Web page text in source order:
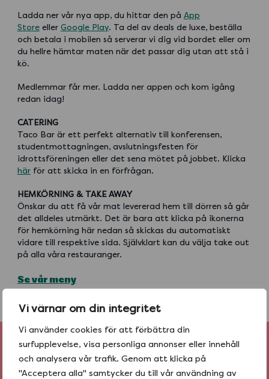
Vi värnar om din integritet
Vi använder cookies för att förbättra din
surfupplevelse, visa personliga annonser eller innehåll
och analysera vår trafik. Genom att klicka på
"Acceptera alla" samtycker du till vår användning av
Ladda ner vår nya app, du hittar den på App
Storeeller Google Play. Ta del av deals de luxe, beställa
och betala i mobilen så serverar vi dig vid bordet eller om
du hellre hämtar maten när det passar dig utan att stå i
kö.
Medlemmar får mer. Ladda ner appen och kom igång
redan idag!
CATERING
Taco Bar är ett perfekt alternativ till konferensen,
studentmottagningen, avslutningsfesten för
idrottsföreningen eller det sena mötet på jobbet. Klicka
härför att skicka in en förfrågan.
HEMKÖRNING & TAKE AWAY
Önskar du att få vår mat levererad hem till dörren så går
det alldeles utmärkt. Det är bara att klicka på ikonerna
för hemkörning här nedan så skickas du automatiskt
vidare till respektive sida. Självklart kan du välja take out
på alla våra restauranger.
Se vår meny
BESTÄLL
hem tacos idag